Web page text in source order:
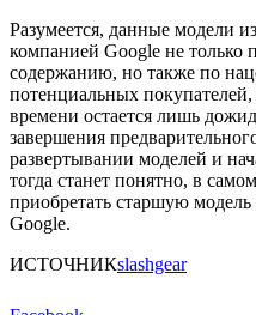
Разумеется, данные модели
компанией Google не только
содержанию, но также по
потенциальных
времени остается лишь
завершения
развертывании моделей и
тогда станет понятно, в
приобретать старшую
Google.
ИСТОЧНИКslashgear